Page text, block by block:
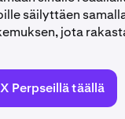
säilyttäen
jota
Perpseillä täällä